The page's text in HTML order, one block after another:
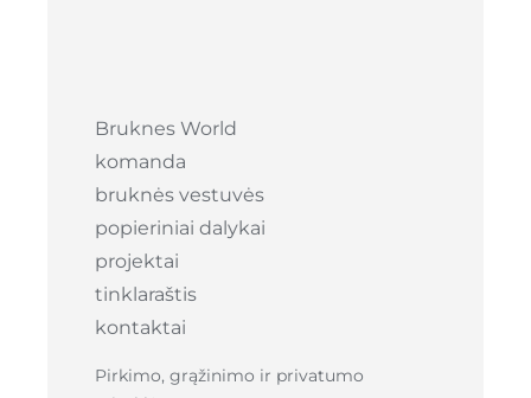
Bruknes World
komanda
bruknės vestuvės
popieriniai dalykai
projektai
tinklaraštis
kontaktai
Pirkimo, grąžinimo ir privatumo